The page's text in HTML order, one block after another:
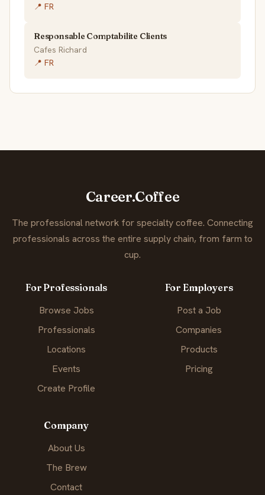
📍 FR
Responsable Comptabilite Clients
Cafes Richard
📍 FR
Career.Coffee
The professional network for specialty coffee. Connecting
professionals across the entire supply chain, from farm to
cup.
For Professionals
Browse Jobs
Professionals
Locations
Events
Create Profile
For Employers
Post a Job
Companies
Products
Pricing
Company
About Us
The Brew
Contact